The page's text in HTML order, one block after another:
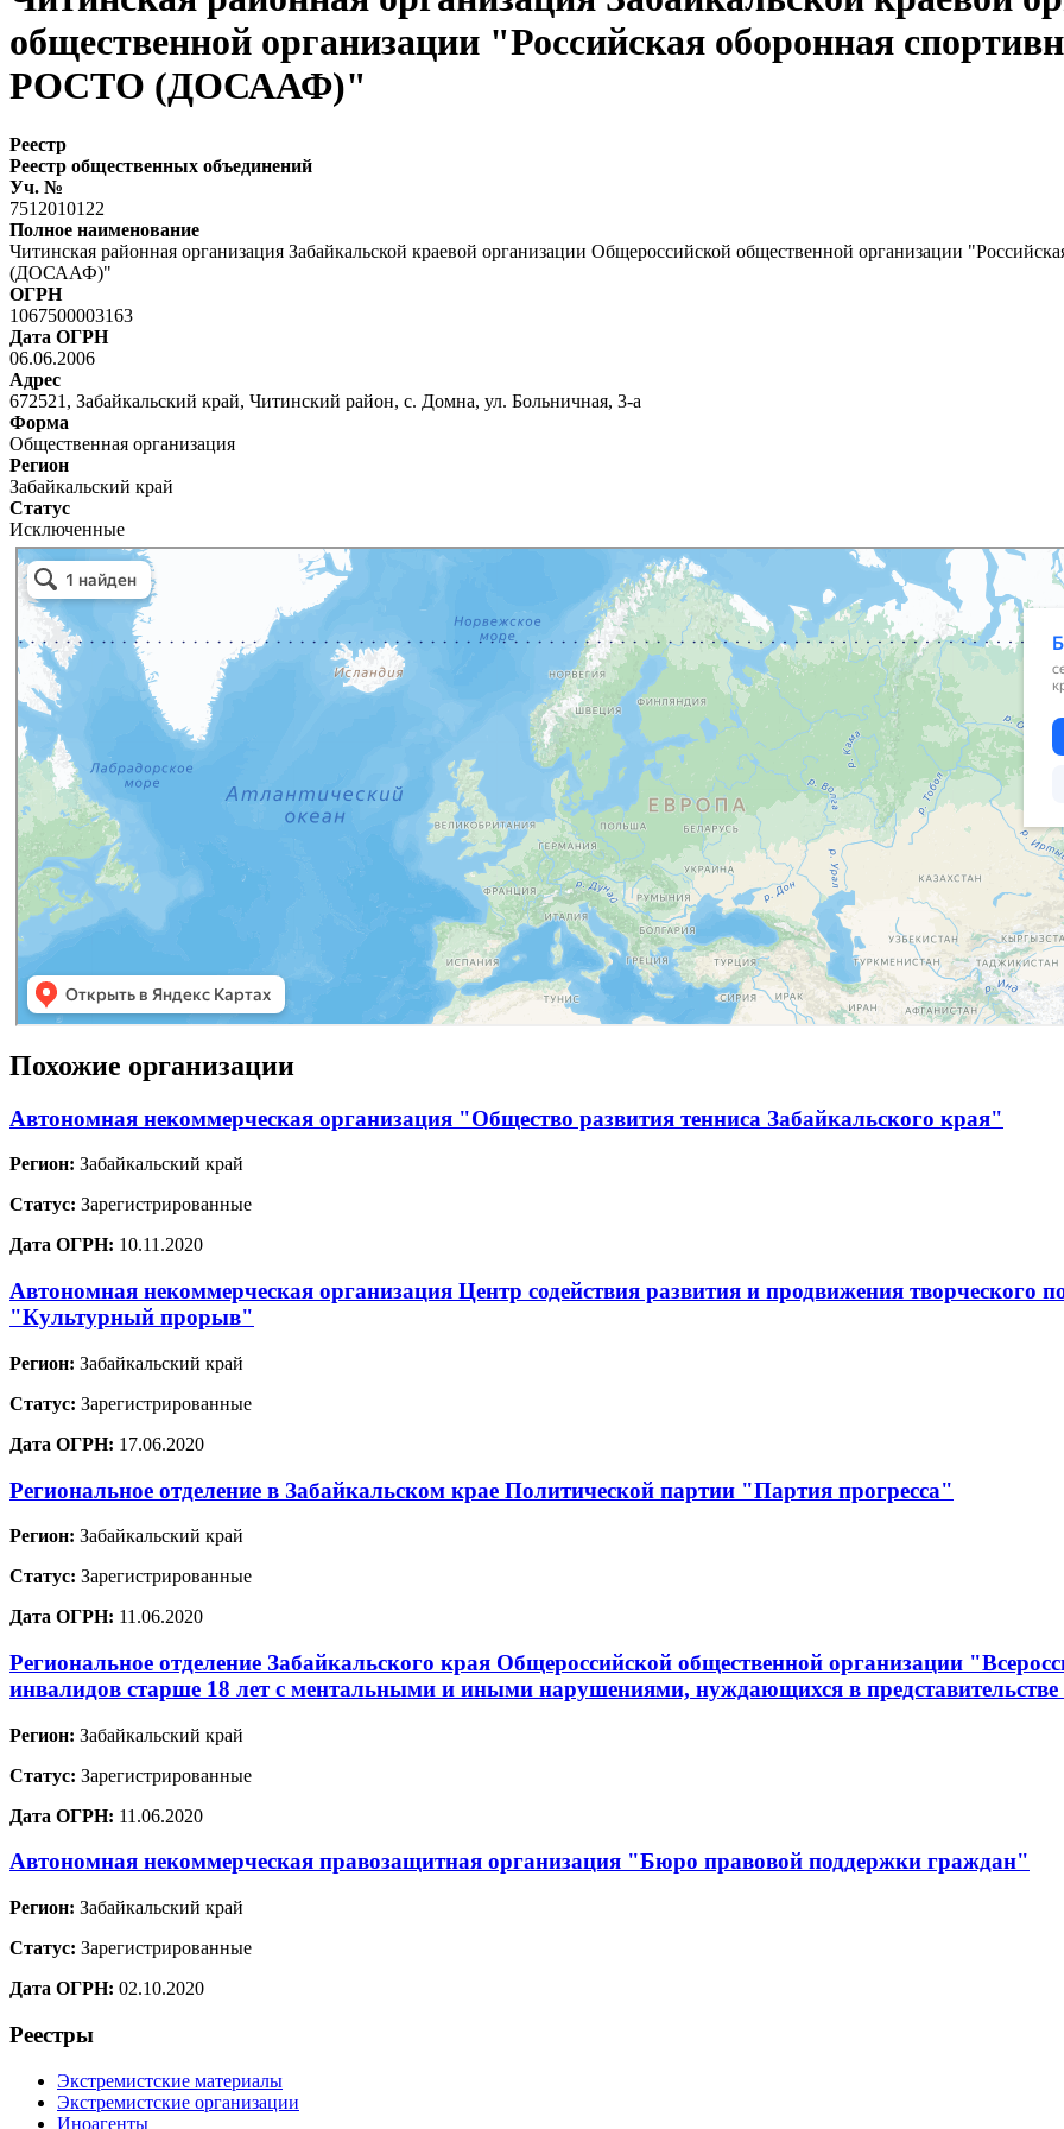
общественной организации "Российская оборонная
РОСТО (ДОСААФ)"
Реестр
Реестр общественных объединений
Уч. №
7512010122
Полное наименование
Читинская районная организация Забайкальской краевой организации Общероссийской общественной организации
(ДОСААФ)"
ОГРН
1067500003163
Дата ОГРН
06.06.2006
Адрес
672521, Забайкальский край, Читинский район, с. Домна, ул. Больничная, 3-а
Форма
Общественная организация
Регион
Забайкальский край
Статус
Исключенные
Похожие организации
Автономная некоммерческая организация "Общество развития тенниса Забайкальского края"
Регион: Забайкальский край
Статус: Зарегистрированные
Дата ОГРН: 10.11.2020
Автономная некоммерческая организация Центр содействия развития и продвижения творческого
"Культурный прорыв"
Регион: Забайкальский край
Статус: Зарегистрированные
Дата ОГРН: 17.06.2020
Региональное отделение в Забайкальском крае Политической партии "Партия прогресса"
Регион: Забайкальский край
Статус: Зарегистрированные
Дата ОГРН: 11.06.2020
Региональное отделение Забайкальского края Общероссийской общественной организации
инвалидов старше 18 лет с ментальными и иными нарушениями, нуждающихся в представительстве
Регион: Забайкальский край
Статус: Зарегистрированные
Дата ОГРН: 11.06.2020
Автономная некоммерческая правозащитная организация "Бюро правовой поддержки граждан"
Регион: Забайкальский край
Статус: Зарегистрированные
Дата ОГРН: 02.10.2020
Реестры
Экстремистские материалы
Экстремистские организации
Иноагенты